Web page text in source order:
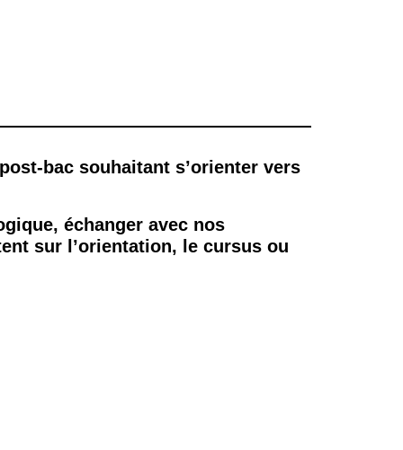
bac souhaitant s’orienter vers
échanger avec nos
sur l’orientation, le cursus ou